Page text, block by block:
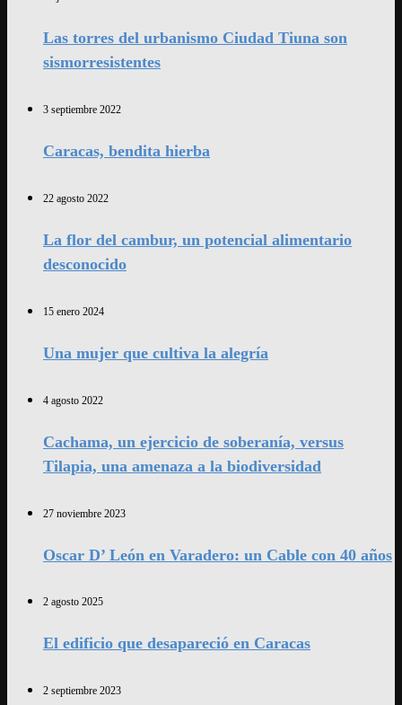
Las torres del urbanismo Ciudad Tiuna son
sismorresistentes
3 septiembre 2022
Caracas, bendita hierba
22 agosto 2022
La flor del cambur, un potencial alimentario
desconocido
15 enero 2024
Una mujer que cultiva la alegría
4 agosto 2022
Cachama, un ejercicio de soberanía, versus
Tilapia, una amenaza a la biodiversidad
27 noviembre 2023
Oscar D’ León en Varadero: un Cable con 40 años
2 agosto 2025
El edificio que desapareció en Caracas
2 septiembre 2023